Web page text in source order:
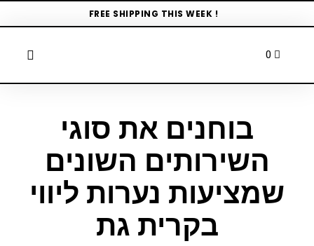
FREE SHIPPING THIS WEEK !
בוחנים את סוגי
השירותים השונים
שמציעות נערות ליווי
בקרית גת